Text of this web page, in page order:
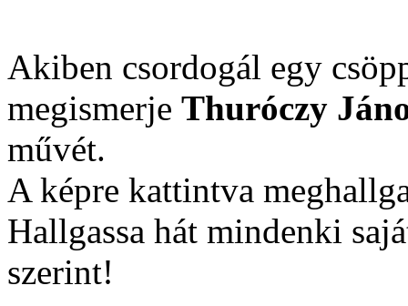
Akiben csordogál egy
megismerje Thuróczy
művét.
A képre kattintva
Hallgassa hát mindenki
szerint!